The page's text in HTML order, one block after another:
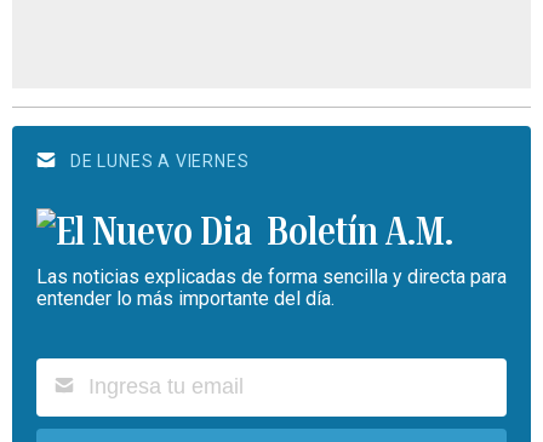
DE LUNES A VIERNES
Boletín A.M.
Las noticias explicadas de forma sencilla y directa para
entender lo más importante del día.